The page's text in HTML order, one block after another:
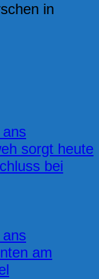
in
sorgt heute
bei
am